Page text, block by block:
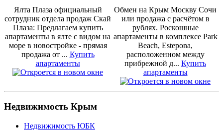
Ялта Плаза официальный
сотрудник отдела продаж Скай
Плаза: Предлагаем купить
апартаменты в ялте с видом на
море в новостройке - прямая
продажа от ... Купить
апартаменты
Обмен на Крым Москву Сочи
или продажа с расчётом в
рублях. Роскошные
апартаменты в комплексе Park
Beach, Estepona,
расположенном между
прибрежной д... Купить
апартаменты
Недвижимость Крым
Недвижимость ЮБК